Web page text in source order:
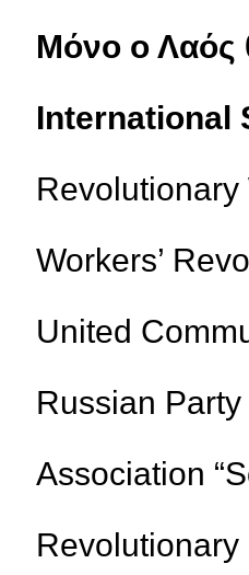
Μόνο ο Λαός
International
Revolutionary
Workers’
United
Russian
Association